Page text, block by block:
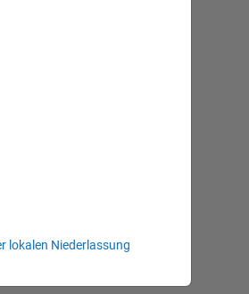
lokalen Niederlassung